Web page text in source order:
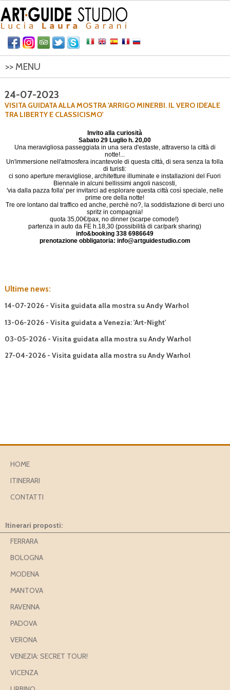
>> MENU
ITINERARI
24-07-2023
VISITA GUIDATA ALLA MOSTRA 'ARRIGO MINERBI. IL VERO IDEALE
TRA LIBERTY E CLASSICISMO'
Invito alla curiosità
Sabato 29 Luglio h. 20,00
Una meravigliosa passeggiata in una sera d'estaste, attraverso la città di
notte!...
Un'immersione nell'atmosfera incantevole di questa città, di sera senza la folla
di turisti:
ci sono aperture meravigliose, architetture illuminate e installazioni del Fuori
Biennale in alcuni bellissimi angoli nascosti,
'via dalla pazza folla' per invitarci ad esplorare questa città così speciale, nelle
prime ore della notte!
Tre ore lontano dal traffico ed anche, perchè no?, la soddisfazione di berci uno
spritz in compagnia!
quota 35,00€/pax, no dinner (scarpe comode!)
partenza in auto da FE h.18,30 (possibilità di car/park sharing)
info&booking 338 6986649
prenotazione obbligatoria: info@artguidestudio.com
Ultime news:
14-07-2026 - Visita guidata alla mostra su Andy Warhol
13-06-2026 - Visita guidata a Venezia: 'Art-Night'
03-05-2026 - Visita guidata alla mostra su Andy Warhol
27-04-2026 - Visita guidata alla mostra su Andy Warhol
HOME
ITINERARI
CONTATTI
Itinerari proposti:
FERRARA
BOLOGNA
MODENA
MANTOVA
RAVENNA
PADOVA
VERONA
VENEZIA: SECRET TOUR!
VICENZA